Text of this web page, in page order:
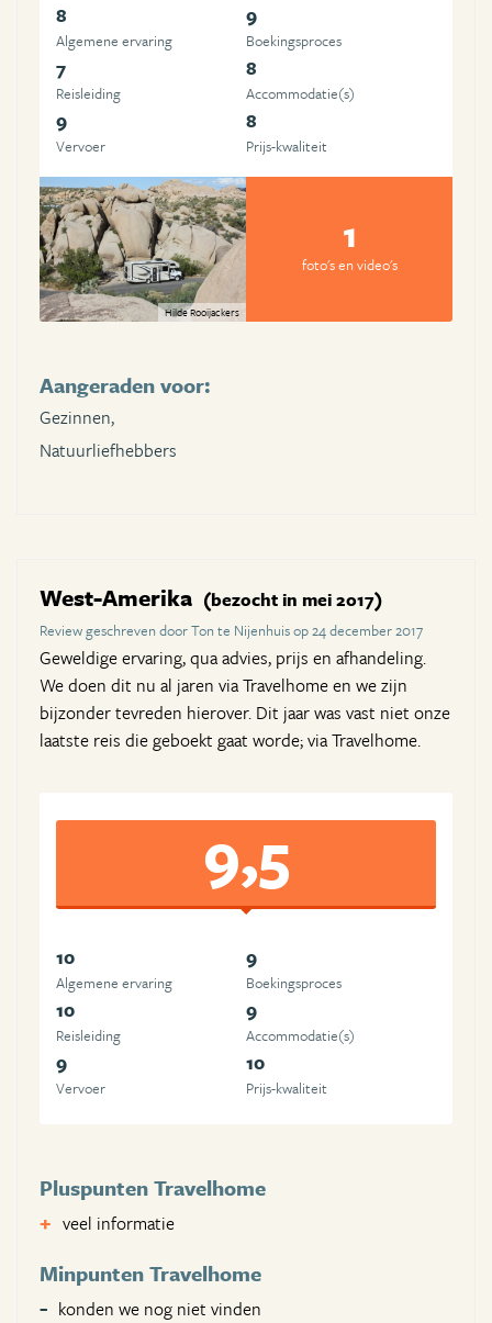
8
Algemene ervaring
9
Boekingsproces
7
Reisleiding
8
Accommodatie(s)
9
Vervoer
8
Prijs-kwaliteit
Hilde Rooijackers
1
foto's en video's
Aangeraden voor:
Gezinnen,
Natuurliefhebbers
West-Amerika (bezocht in mei 2017)
Review geschreven door Ton te Nijenhuis op 24 december 2017
Geweldige ervaring, qua advies, prijs en afhandeling.
We doen dit nu al jaren via Travelhome en we zijn
bijzonder tevreden hierover. Dit jaar was vast niet onze
laatste reis die geboekt gaat worde; via Travelhome.
9,5
10
Algemene ervaring
9
Boekingsproces
10
Reisleiding
9
Accommodatie(s)
9
Vervoer
10
Prijs-kwaliteit
Pluspunten Travelhome
veel informatie
Minpunten Travelhome
konden we nog niet vinden